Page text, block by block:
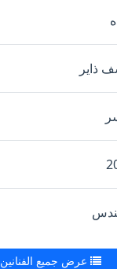
ذاير
عرض جميع الفنانين